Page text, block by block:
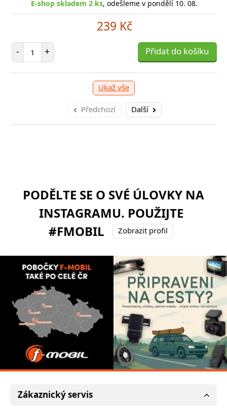
E-shop skladem 2 ks, odešleme v pondělí 10. 08.
239 Kč
- Počet položek
+ Přidat do košíku
Ukaž vše
Předchozí Další
PODĚLTE SE O SVÉ ÚLOVKY NA
INSTAGRAMU. POUŽIJTE
#FMOBIL
Zobrazit profil
Zákaznický servis